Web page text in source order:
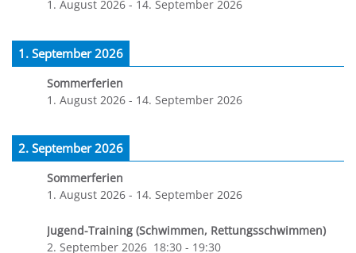
1. August 2026 - 14. September 2026
1. September 2026
Sommerferien
1. August 2026 - 14. September 2026
2. September 2026
Sommerferien
1. August 2026 - 14. September 2026
Jugend-Training (Schwimmen, Rettungsschwimmen)
2. September 2026 18:30 - 19:30